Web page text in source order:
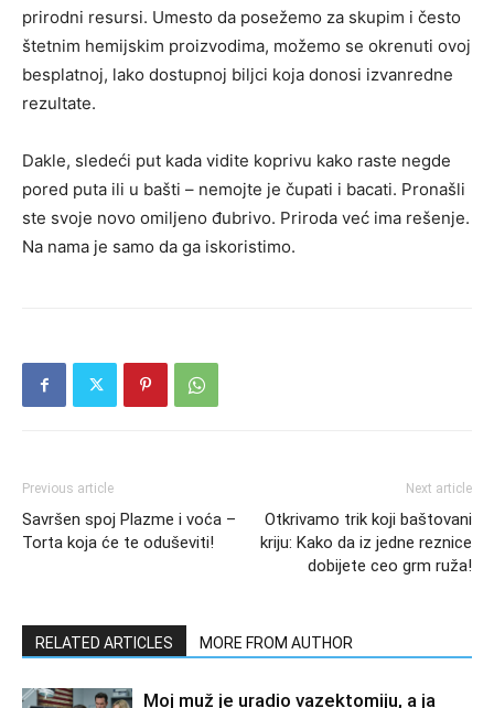
prirodni resursi. Umesto da posežemo za skupim i često
štetnim hemijskim proizvodima, možemo se okrenuti ovoj
besplatnoj, lako dostupnoj biljci koja donosi izvanredne
rezultate.
Dakle, sledeći put kada vidite koprivu kako raste negde
pored puta ili u bašti – nemojte je čupati i bacati. Pronašli
ste svoje novo omiljeno đubrivo. Priroda već ima rešenje.
Na nama je samo da ga iskoristimo.
Previous article
Savršen spoj Plazme i voća –
Torta koja će te oduševiti!
Next article
Otkrivamo trik koji baštovani
kriju: Kako da iz jedne reznice
dobijete ceo grm ruža!
RELATED ARTICLES MORE FROM AUTHOR
Moj muž je uradio vazektomiju, a ja